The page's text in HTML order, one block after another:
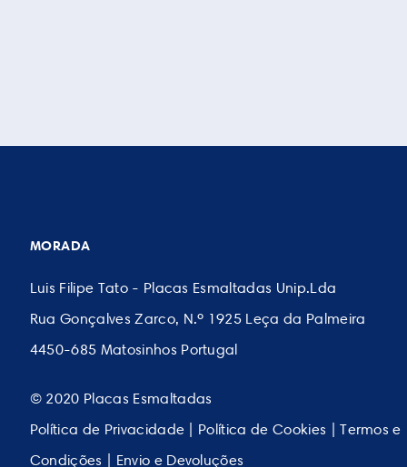
MORADA
Luis Filipe Tato - Placas Esmaltadas Unip.Lda
Rua Gonçalves Zarco, N.º 1925 Leça da Palmeira
4450-685 Matosinhos Portugal
© 2020 Placas Esmaltadas
Política de Privacidade
Política de Cookies |Termos e
Condições
Envio e Devoluções